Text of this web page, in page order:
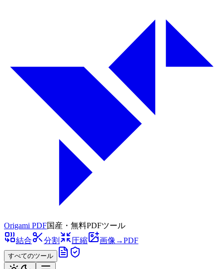
Origami PDF国産・無料PDFツール
結合
分割 圧縮 画像→PDF
すべてのツール